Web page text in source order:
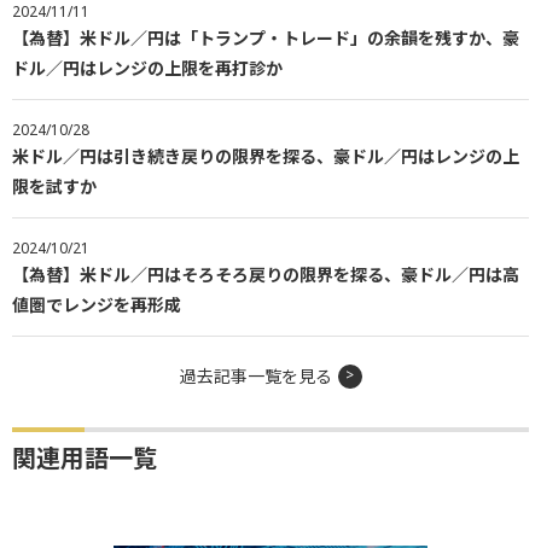
2024/11/11
【為替】米ドル／円は「トランプ・トレード」の余韻を残すか、豪
ドル／円はレンジの上限を再打診か
2024/10/28
米ドル／円は引き続き戻りの限界を探る、豪ドル／円はレンジの上
限を試すか
2024/10/21
【為替】米ドル／円はそろそろ戻りの限界を探る、豪ドル／円は高
値圏でレンジを再形成
過去記事一覧を見る
関連用語一覧